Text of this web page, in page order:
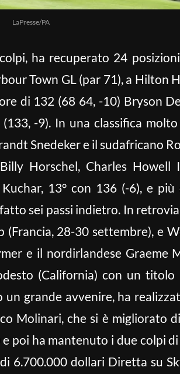
LaPresse/PA
ha recuperato 24
Town GL (par 71), a Hilton
di 132 (68 64, -10) Bryson
-9). In una classifica
Snedeker e il sudafricano
Horschel, Charles Howell
13° con 136 (-6), e
sei passi indietro. In
28-30 settembre), e
e il nordirlandese Graeme
(California) con un
grande avvenire, ha
Molinari, che si è migliorato
poi ha mantenuto i due colpi
6.700.000 dollari Diretta su